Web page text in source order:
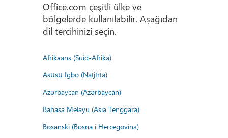
Office.com çeşitli ülke ve
bölgelerde kullanılabilir. Aşağıdan
dil tercihinizi seçin.
Afrikaans (Suid-Afrika)
Asụsụ Igbo (Naịjịrịa)
Azərbaycan (Azərbaycan)
Bahasa Melayu (Asia Tenggara)
Bosanski (Bosna i Hercegovina)